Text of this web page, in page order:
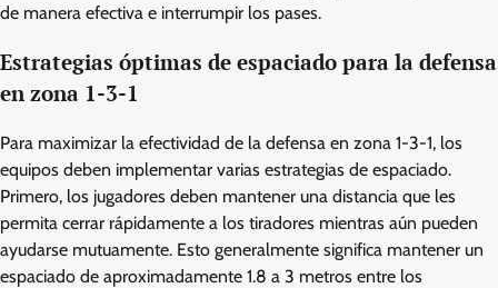
de manera efectiva e interrumpir los pases.
Estrategias óptimas de espaciado para la defensa
en zona 1-3-1
Para maximizar la efectividad de la defensa en zona 1-3-1, los
equipos deben implementar varias estrategias de espaciado.
Primero, los jugadores deben mantener una distancia que les
permita cerrar rápidamente a los tiradores mientras aún pueden
ayudarse mutuamente. Esto generalmente significa mantener un
espaciado de aproximadamente 1.8 a 3 metros entre los